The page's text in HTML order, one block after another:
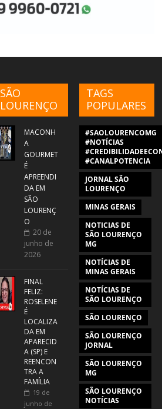
SÃO
LOURENÇO
MACONH
A
GOURMET
É
APREENDI
DA EM
SÃO
LOURENÇ
O
20 de
junho de
2026
FINAL
FELIZ:
ROSELENE
É
LOCALIZA
DA EM
APARECID
A (SP) E
REENCON
TRA A
FAMÍLIA
19 de
junho de
TAGS
POPULARES
#SAOLOURENCOMG
#NOTÍCIAS
#CANALPOTENCIA
JORNAL SÃO
LOURENÇO
MINAS GERAIS
NOTICIAS DE
SÃO LOURENÇO
MG
NOTÍCIAS DE
MINAS GERAIS
NOTÍCIAS DE
SÃO LOURENÇO
SÃO LOURENÇO
SÃO LOURENÇO
JORNAL
SÃO LOURENÇO
MG
SÃO LOURENÇO
NOTÍCIAS